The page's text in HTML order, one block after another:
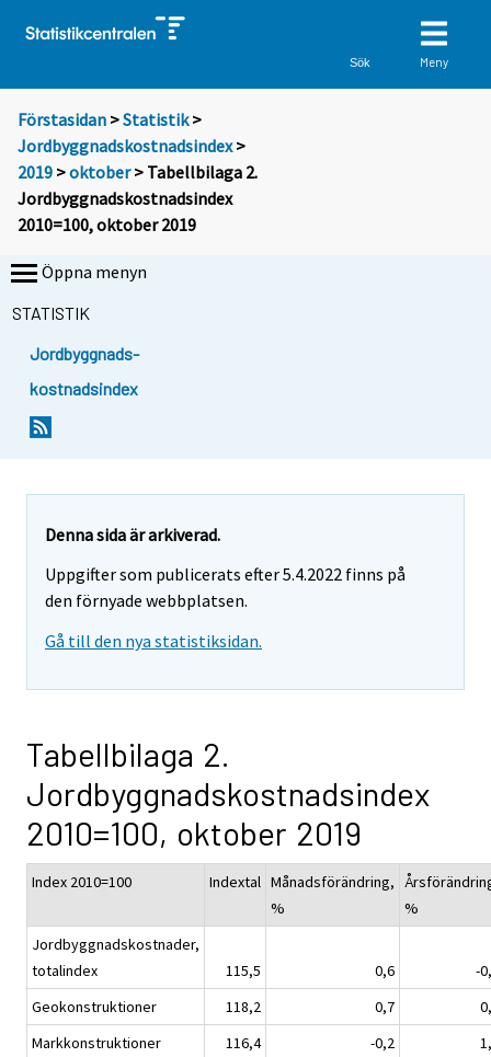
Sök Meny
Förstasidan >Statistik >
Jordbyggnadskostnadsindex>
2019 >oktober> Tabellbilaga 2.
Jordbyggnadskostnadsindex
2010=100, oktober 2019
Öppna menyn
STATISTIK
Jordbyggnads-
kostnadsindex
Denna sida är arkiverad.
Uppgifter som publicerats efter 5.4.2022 finns på
den förnyade webbplatsen.
Gå till den nya statistiksidan.
Tabellbilaga 2.
Jordbyggnadskostnadsindex
2010=100, oktober 2019
Index 2010=100 Indextal Månadsförändring,
%
%
Jordbyggnadskostnader,
totalindex
115,5 0,6
-
Geokonstruktioner
118,2 0,7
Markkonstruktioner
116,4 -0,2